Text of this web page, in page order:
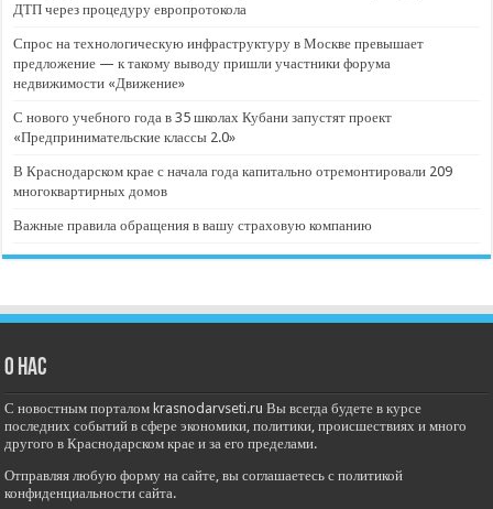
ДТП через процедуру европротокола
Спрос на технологическую инфраструктуру в Москве превышает
предложение — к такому выводу пришли участники форума
недвижимости «Движение»
С нового учебного года в 35 школах Кубани запустят проект
«Предпринимательские классы 2.0»
В Краснодарском крае с начала года капитально отремонтировали 209
многоквартирных домов
Важные правила обращения в вашу страховую компанию
О нас
С новостным порталом krasnodarvseti.ru Вы всегда будете в курсе
последних событий в сфере экономики, политики, происшествиях и много
другого в Краснодарском крае и за его пределами.
Отправляя любую форму на сайте, вы соглашаетесь с политикой
конфиденциальности сайта.